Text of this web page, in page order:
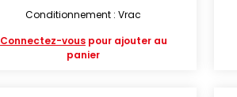
Conditionnement : Vrac
Connectez-vouspour ajouter au
panier